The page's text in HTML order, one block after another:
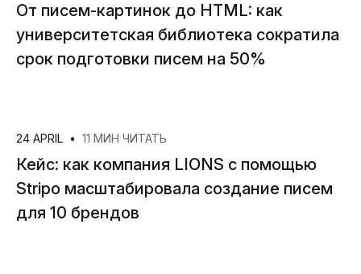
От писем-картинок до HTML: как
университетская библиотека сократила
срок подготовки писем на 50%
24 APRIL • 11 МИН ЧИТАТЬ
Кейс: как компания LIONS с помощью
Stripo масштабировала создание писем
для 10 брендов